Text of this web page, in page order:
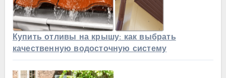
Купить отливы на крышу: как выбрать
качественную водосточную систему